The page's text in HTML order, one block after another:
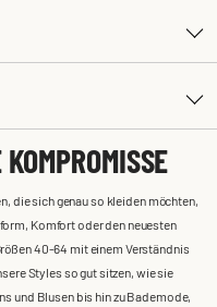
die sich genau so kleiden möchten,
Komfort oder den neuesten
40-64 mit einem Verständnis
Styles so gut sitzen, wie sie
und Blusen bis hin zu Bademode,